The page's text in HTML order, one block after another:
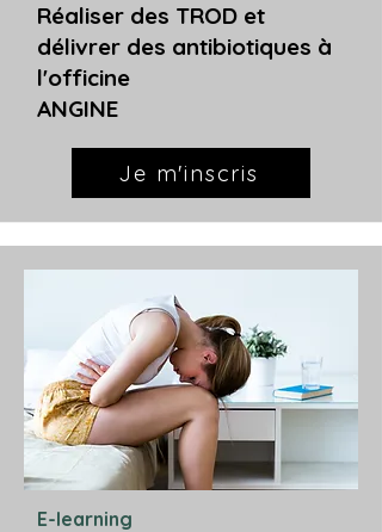
Réaliser des TROD et
délivrer des antibiotiques à
l'officine
ANGINE
Je m'inscris
E-learning